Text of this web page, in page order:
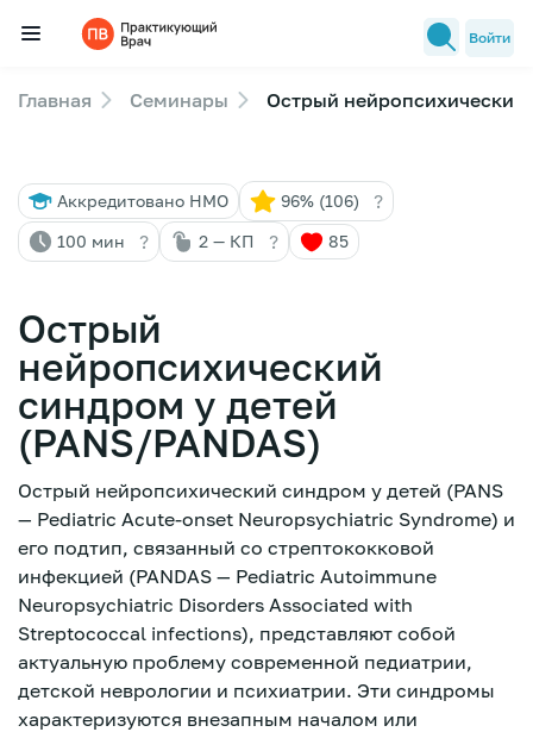
Семинары
Лекторы
FAQ
Войти
Главная Семинары Острый нейропсихический
Аккредитовано НМО 96% (106) ?
100 мин ? 2 — КП ? 85
Острый
нейропсихический
синдром у детей
(PANS/PANDAS)
Острый нейропсихический синдром у детей (PANS
— Pediatric Acute-onset Neuropsychiatric Syndrome) и
его подтип, связанный со стрептококковой
инфекцией (PANDAS — Pediatric Autoimmune
Neuropsychiatric Disorders Associated with
Streptococcal infections), представляют собой
актуальную проблему современной педиатрии,
детской неврологии и психиатрии. Эти синдромы
характеризуются внезапным началом или